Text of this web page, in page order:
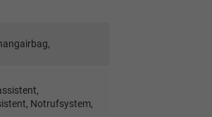
Notrufsystem,